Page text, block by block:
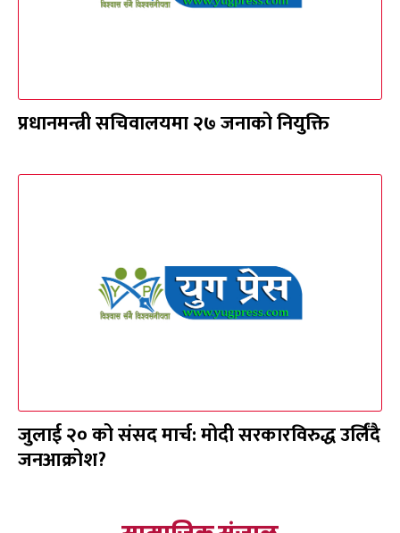
प्रधानमन्त्री सचिवालयमा २७ जनाको नियुक्ति
जुलाई २० को संसद मार्च: मोदी सरकारविरुद्ध उर्लिंदै
जनआक्रोश?